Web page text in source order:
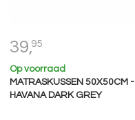
39,95
Op voorraad
MATRASKUSSEN 50X50CM -
HAVANA DARK GREY